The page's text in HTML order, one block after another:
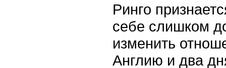
Ринго
себе слишком
изменить
Англию и два